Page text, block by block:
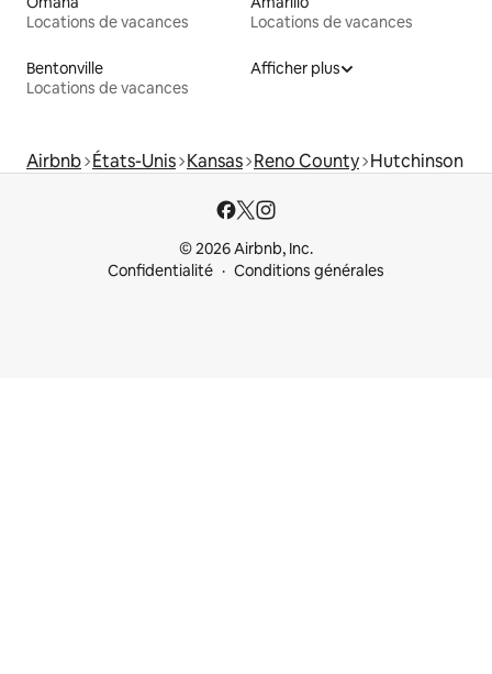
Locations de vacances
Locations de vacances
Bentonville
Locations de vacances
Afficher plus
Airbnb États-Unis Kansas Reno County Hutchinson
© 2026 Airbnb, Inc.
Confidentialité
Conditions générales